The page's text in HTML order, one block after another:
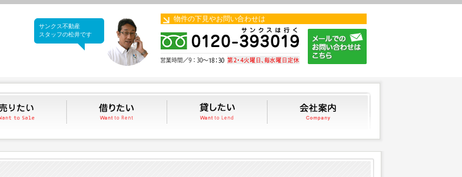
サンクス不動産
サンクス不動産
スタッフの松井です
物件の下見やお問い合わせは
売りたい 借りたい 貸したい